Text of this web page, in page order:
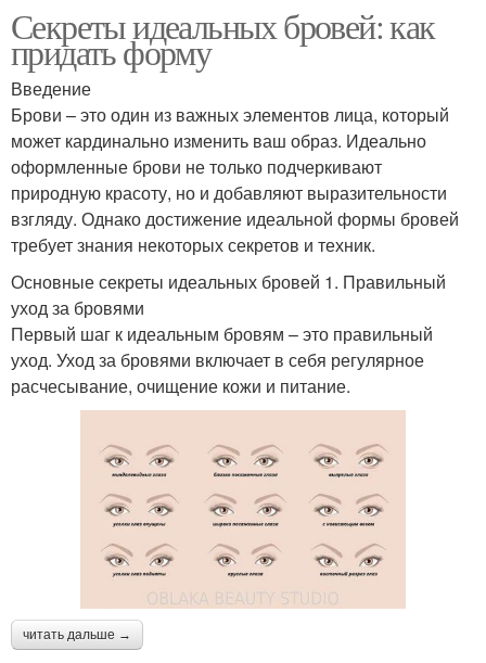
Секреты идеальных бровей: как
придать форму
Введение
Брови – это один из важных элементов лица, который
может кардинально изменить ваш образ. Идеально
оформленные брови не только подчеркивают
природную красоту, но и добавляют выразительности
взгляду. Однако достижение идеальной формы бровей
требует знания некоторых секретов и техник.
Основные секреты идеальных бровей 1. Правильный
уход за бровями
Первый шаг к идеальным бровям – это правильный
уход. Уход за бровями включает в себя регулярное
расчесывание, очищение кожи и питание.
читать дальше →